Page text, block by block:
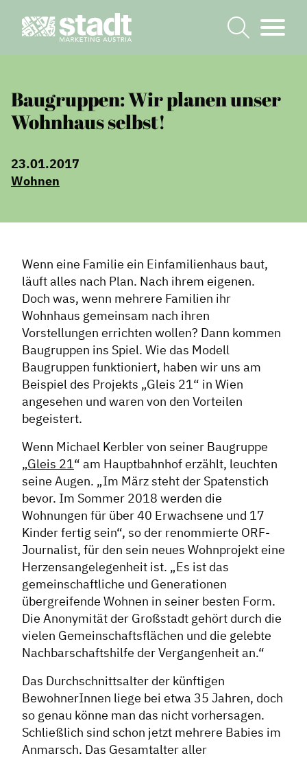
Baugruppen: Wir planen unser
Wohnhaus selbst!
23.01.2017
Wohnen
Wenn eine Familie ein Einfamilienhaus baut,
läuft alles nach Plan. Nach ihrem eigenen.
Doch was, wenn mehrere Familien ihr
Wohnhaus gemeinsam nach ihren
Vorstellungen errichten wollen? Dann kommen
Baugruppen ins Spiel. Wie das Modell
Baugruppen funktioniert, haben wir uns am
Beispiel des Projekts „Gleis 21“ in Wien
angesehen und waren von den Vorteilen
begeistert.
Wenn Michael Kerbler von seiner Baugruppe
„Gleis 21“ am Hauptbahnhof erzählt, leuchten
seine Augen. „Im März steht der Spatenstich
bevor. Im Sommer 2018 werden die
Wohnungen für über 40 Erwachsene und 17
Kinder fertig sein“, so der renommierte ORF-
Journalist, für den sein neues Wohnprojekt eine
Herzensangelegenheit ist. „Es ist das
gemeinschaftliche und Generationen
übergreifende Wohnen in seiner besten Form.
Die Anonymität der Großstadt gehört durch die
vielen Gemeinschaftsflächen und die gelebte
Nachbarschaftshilfe der Vergangenheit an.“
Das Durchschnittsalter der künftigen
BewohnerInnen liege bei etwa 35 Jahren, doch
so genau könne man das nicht vorhersagen.
Schließlich sind schon jetzt mehrere Babies im
Anmarsch. Das Gesamtalter aller